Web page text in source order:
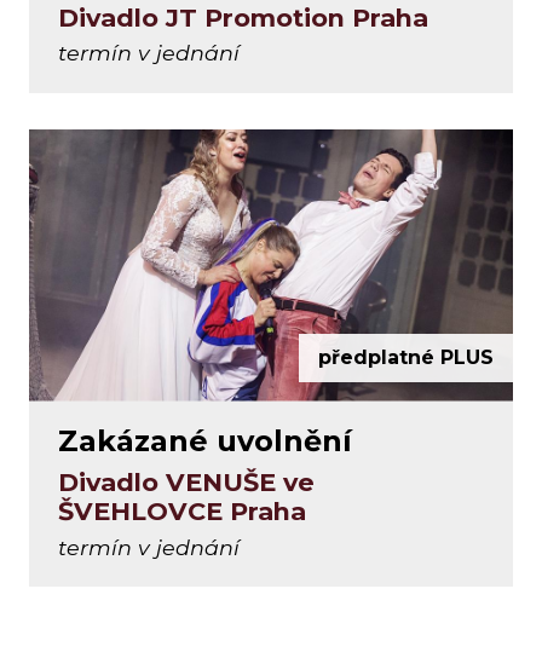
Divadlo JT Promotion Praha
termín v jednání
předplatné PLUS
Zakázané uvolnění
Divadlo VENUŠE ve
ŠVEHLOVCE Praha
termín v jednání